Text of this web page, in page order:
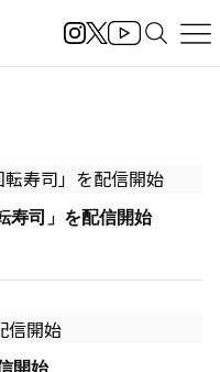
司」を配信開始
開始